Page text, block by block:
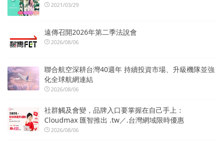
2021/03/29
遠傳召開2026年第二季法說會
2026/08/06
聯合航空深耕台灣40週年 持續投資市場、升級機隊並強
化全球航網連結
2026/08/06
社群觸及會變，品牌入口要掌握在自己手上：
Cloudmax 匯智推出 .tw／.台灣網域限時優惠
2026/08/06